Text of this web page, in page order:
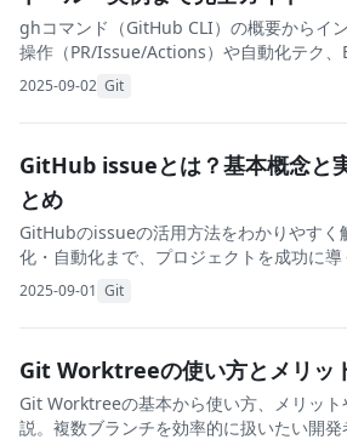
ghコマンド（GitHub CLI）の概要からイ
操作（PR/Issue/Actions）や自動化テク
ブル対処までを300〜400字の解説で網羅
2025-09-02 Git
GitHub issueとは？基本概念と
とめ
GitHubのissueの活用方法をわかりやすく
化・自動化まで、プロジェクトを成功に導
介します。
2025-09-01 Git
Git Worktreeの使い方とメリッ
Git Worktreeの基本から使い方、メリッ
説。複数ブランチを効率的に扱いたい開発